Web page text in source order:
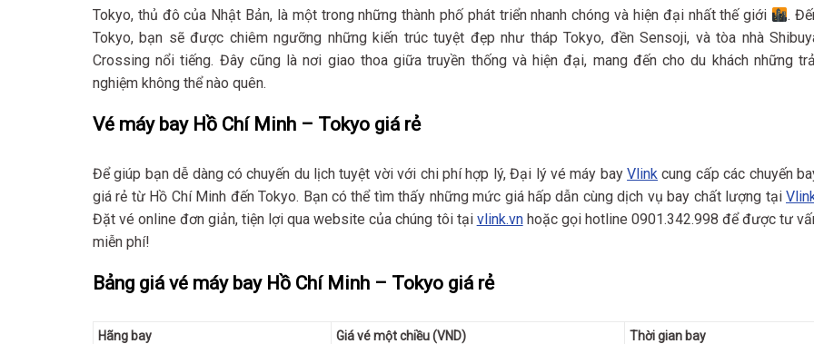
Tokyo, thủ đô của Nhật Bản, là một trong những thành phố phát triển nhanh chóng và hiện đại nhất thế giới
.
Tokyo, bạn sẽ được chiêm ngưỡng những kiến trúc tuyệt đẹp như tháp Tokyo, đền Sensoji, và tòa nhà
Crossing nổi tiếng. Đây cũng là nơi giao thoa giữa truyền thống và hiện đại, mang đến cho du khách những
nghiệm không thể nào quên.
Vé máy bay Hồ Chí Minh – Tokyo giá rẻ
Để giúp bạn dễ dàng có chuyến du lịch tuyệt vời với chi phí hợp lý, Đại lý vé máy bayVlink cung cấp các chuyến
giá rẻ từ Hồ Chí Minh đến Tokyo. Bạn có thể tìm thấy những mức giá hấp dẫn cùng dịch vụ bay chất lượng tại
Đặt vé online đơn giản, tiện lợi qua website của chúng tôi tại vlink.vnhoặc gọi hotline 0901.342.998 để được tư
miễn phí!
Bảng giá vé máy bay Hồ Chí Minh – Tokyo giá rẻ
Hãng bay Giá vé một chiều (VND) Thời gian bay